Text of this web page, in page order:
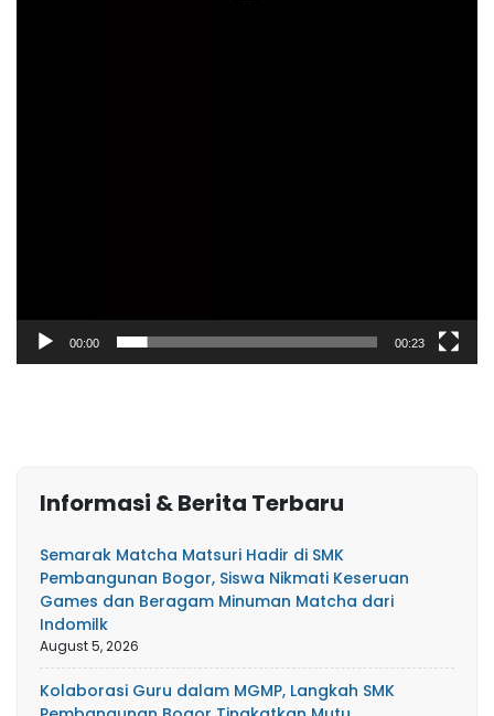
00:00 00:23
Informasi & Berita Terbaru
Semarak Matcha Matsuri Hadir di SMK
Pembangunan Bogor, Siswa Nikmati Keseruan
Games dan Beragam Minuman Matcha dari
Indomilk
August 5, 2026
Kolaborasi Guru dalam MGMP, Langkah SMK